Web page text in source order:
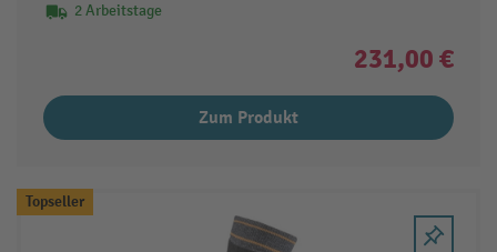
2 Arbeitstage
231,00 €
Zum Produkt
Topseller